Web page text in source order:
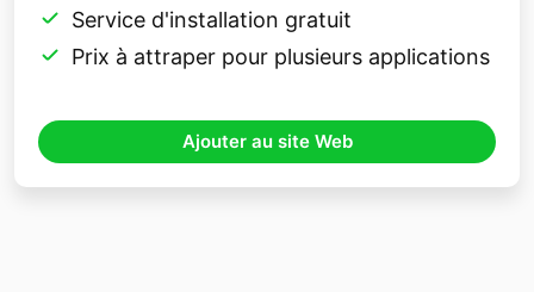
Service d'installation gratuit
Prix ​​à attraper pour plusieurs applications
Ajouter au site Web